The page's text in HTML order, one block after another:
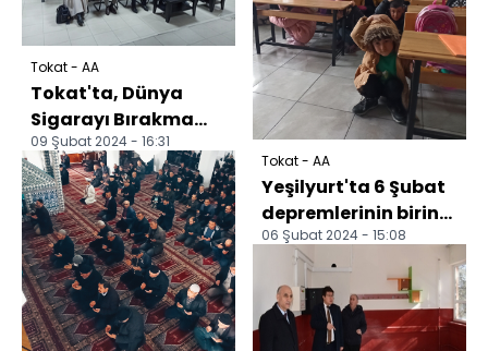
Tokat - AA
Tokat'ta, Dünya
Sigarayı Bırakma
Günü dolayısıyla
seminer düzenlendi
09 Şubat 2024 - 16:31
Tokat - AA
Yeşilyurt'ta 6 Şubat
depremlerinin birinci
yılında okullarda
deprem tatbika...
06 Şubat 2024 - 15:08